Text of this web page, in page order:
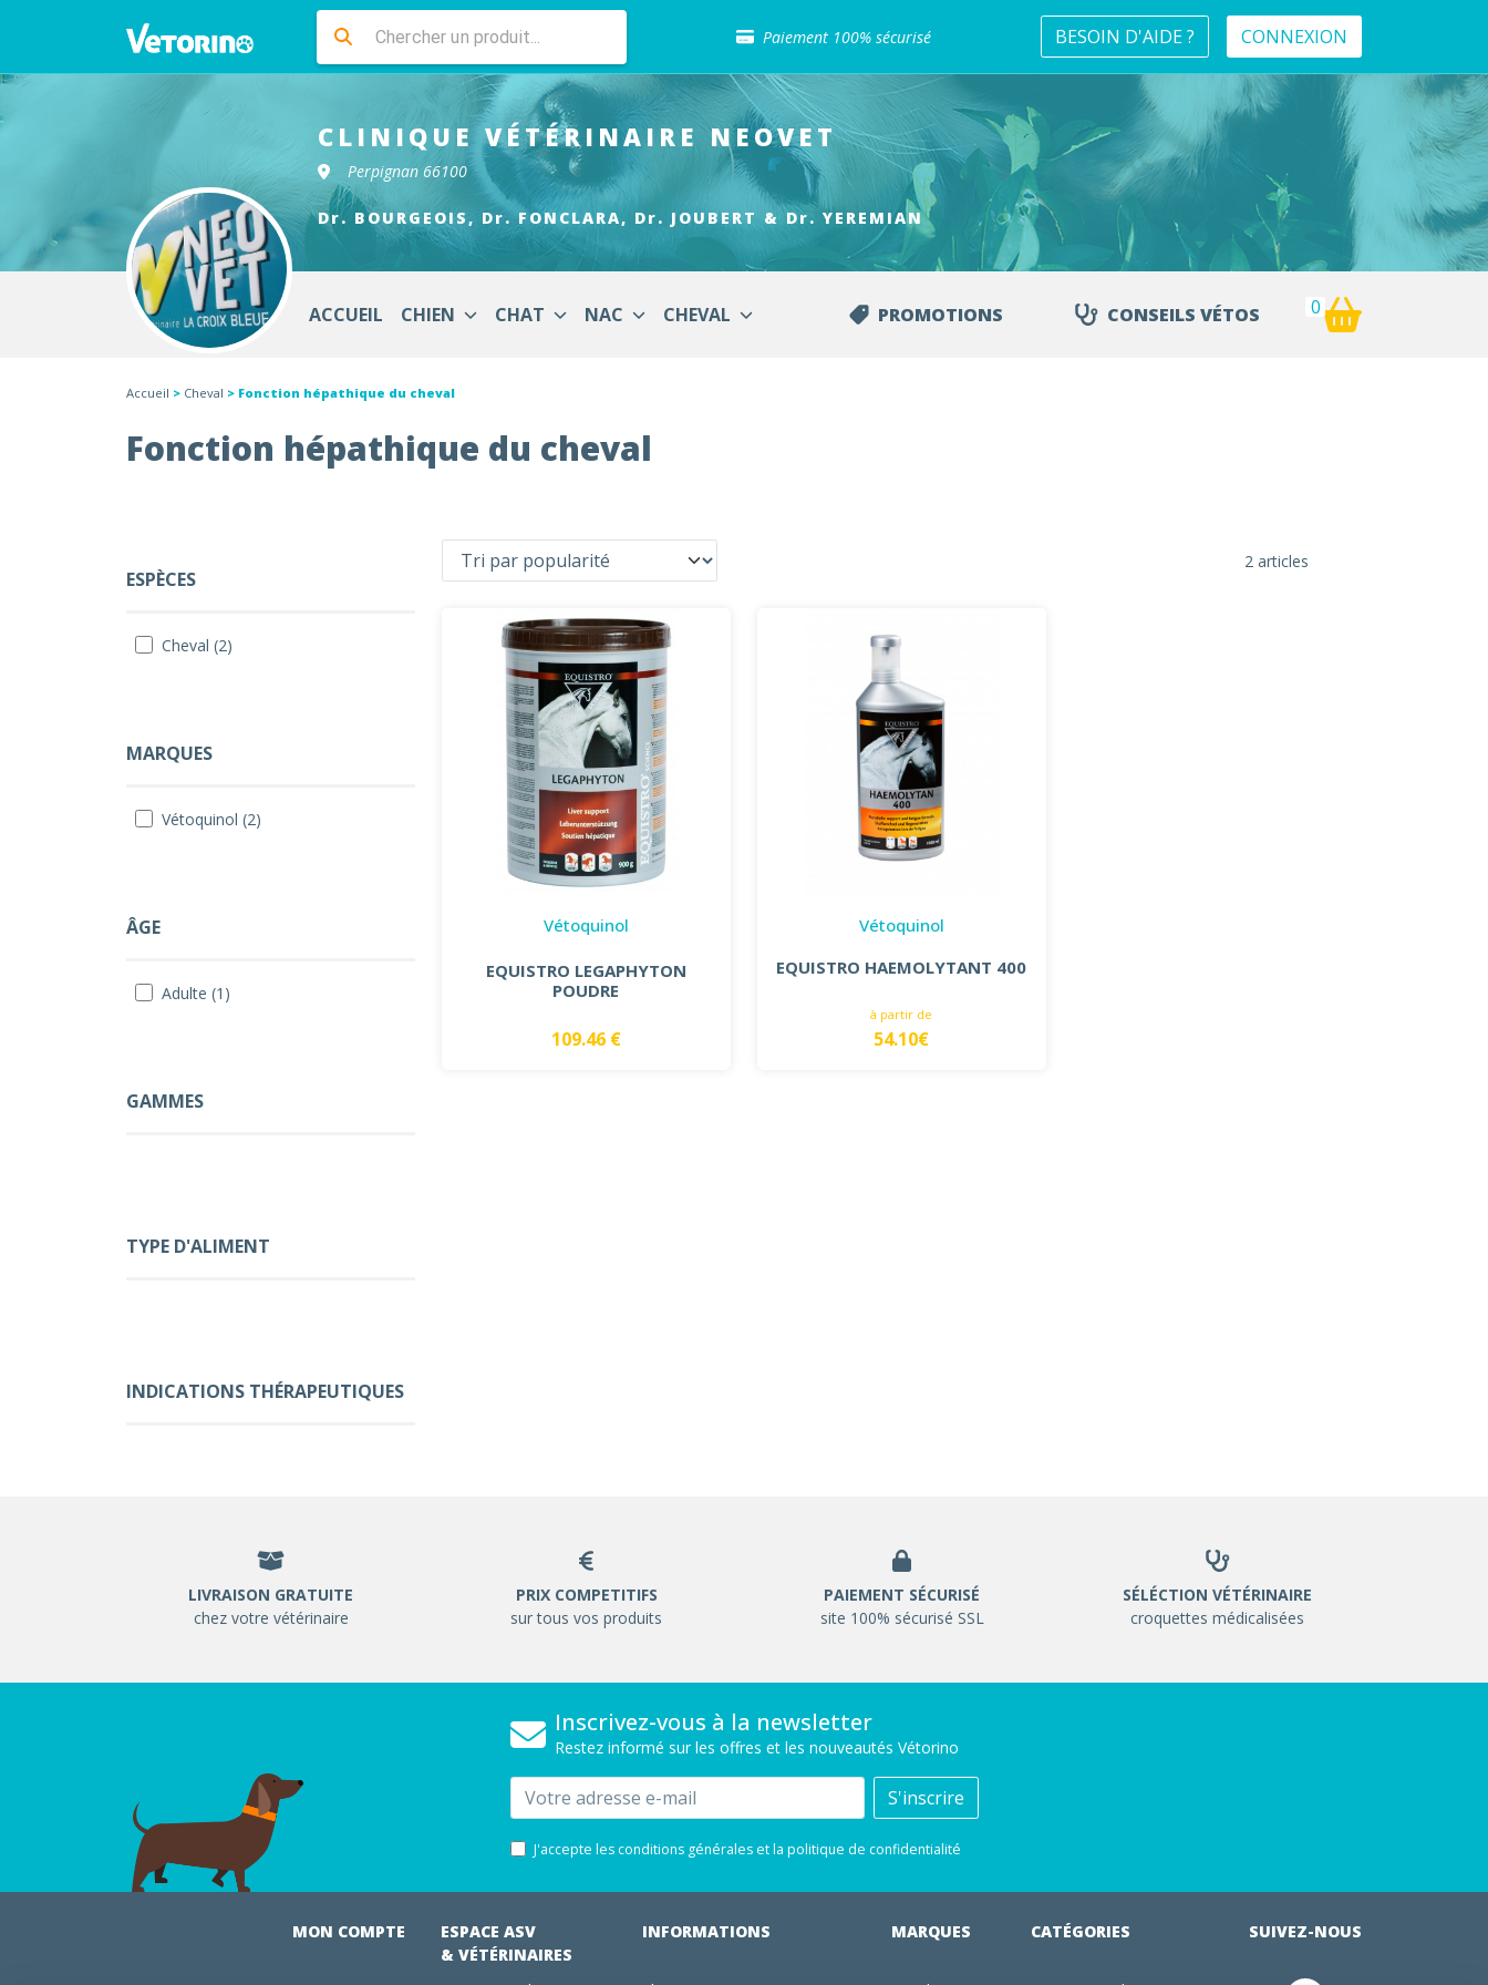
Paiement 100% sécurisé
Retour gratuit en clinique
Sélection de croquettes vétérinaire
Paiement 100% sécurisé
Livraison gratuite en clinique vétérinaire
Retour gratuit en clinique
Sélection de croquettes vétérinaire
BESOIN D'AIDE ? CONNEXION
CLINIQUE VÉTÉRINAIRE NEOVET
Perpignan 66100
Dr. BOURGEOIS, Dr. FONCLARA, Dr. JOUBERT & Dr. YEREMIAN
ACCUEIL CHIEN CHAT NAC CHEVAL PROMOTIONS CONSEILS VÉTOS 0
Accueil > Cheval > Fonction hépathique du cheval
Fonction hépathique du cheval
ESPÈCES
Cheval (2)
MARQUES
Vétoquinol (2)
ÂGE
Adulte (1)
GAMMES
TYPE D'ALIMENT
INDICATIONS THÉRAPEUTIQUES
2 articles
Vétoquinol
EQUISTRO LEGAPHYTON
POUDRE
109.46 €
Vétoquinol
EQUISTRO HAEMOLYTANT 400
à partir de
54.10€
LIVRAISON GRATUITE
chez votre vétérinaire
PRIX COMPETITIFS
sur tous vos produits
PAIEMENT SÉCURISÉ
site 100% sécurisé SSL
SÉLÉCTION VÉTÉRINAIRE
croquettes médicalisées
Inscrivez-vous à la newsletter
Restez informé sur les offres et les nouveautés Vétorino
Email S'inscrire
J'accepte les conditions générales et la politique de confidentialité
MON COMPTE
ESPACE ASV
& VÉTÉRINAIRES
INFORMATIONS MARQUES CATÉGORIES SUIVEZ-NOUS